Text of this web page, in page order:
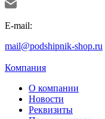
E-mail:
mail@podshipnik-shop.ru
Компания
О компании
Новости
Реквизиты